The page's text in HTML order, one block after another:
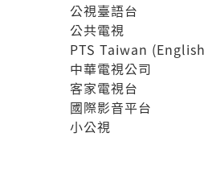
公視臺語台
公共電視
PTS Taiwan
中華電視公司
客家電視台
國際影音平台
小公視